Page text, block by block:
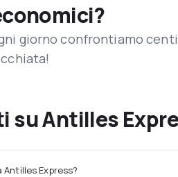
giorno confrontiamo
su Antilles
Express?